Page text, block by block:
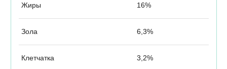
Жиры 16%
Зола 6,3%
Клетчатка 3,2%